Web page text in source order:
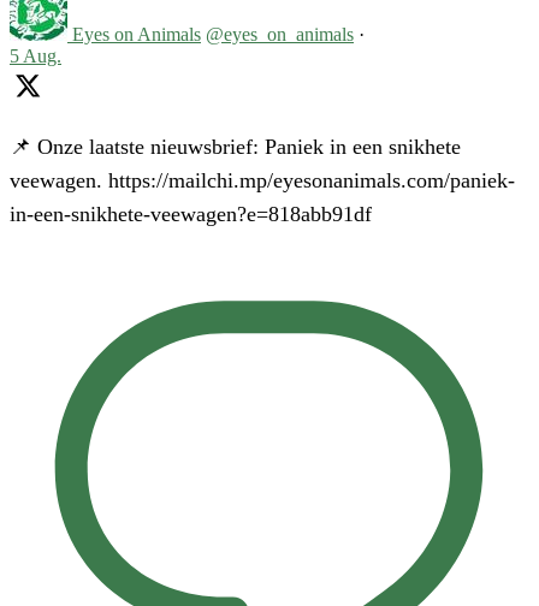
Eyes on Animals @eyes_on_animals ·
5 Aug.
📌 Onze laatste nieuwsbrief: Paniek in een snikhete
veewagen. https://mailchi.mp/eyesonanimals.com/paniek-
in-een-snikhete-veewagen?e=818abb91df